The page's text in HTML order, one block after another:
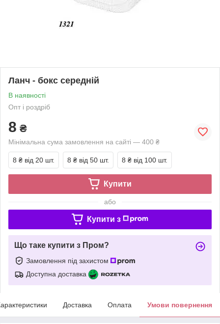
Ланч - бокс середній
В наявності
Опт і роздріб
8 ₴
Мінімальна сума замовлення на сайті — 400 ₴
8 ₴ від 20 шт. 8 ₴ від 50 шт. 8 ₴ від 100 шт.
Купити
або
Купити з
Що таке купити з Пром?
Замовлення під захистом
Доступна доставка
Доставка Оплата Умови повернення